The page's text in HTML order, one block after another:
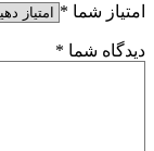
امتیاز شما *
دیدگاه شما *